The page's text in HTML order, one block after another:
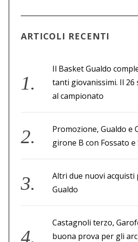
ARTICOLI RECENTI
Il Basket Gualdo
tanti giovanissimi. Il 26
al campionato
Promozione, Gualdo e
girone B con Fossato e
Altri due nuovi acquisti
Gualdo
Castagnoli terzo,
buona prova per gli